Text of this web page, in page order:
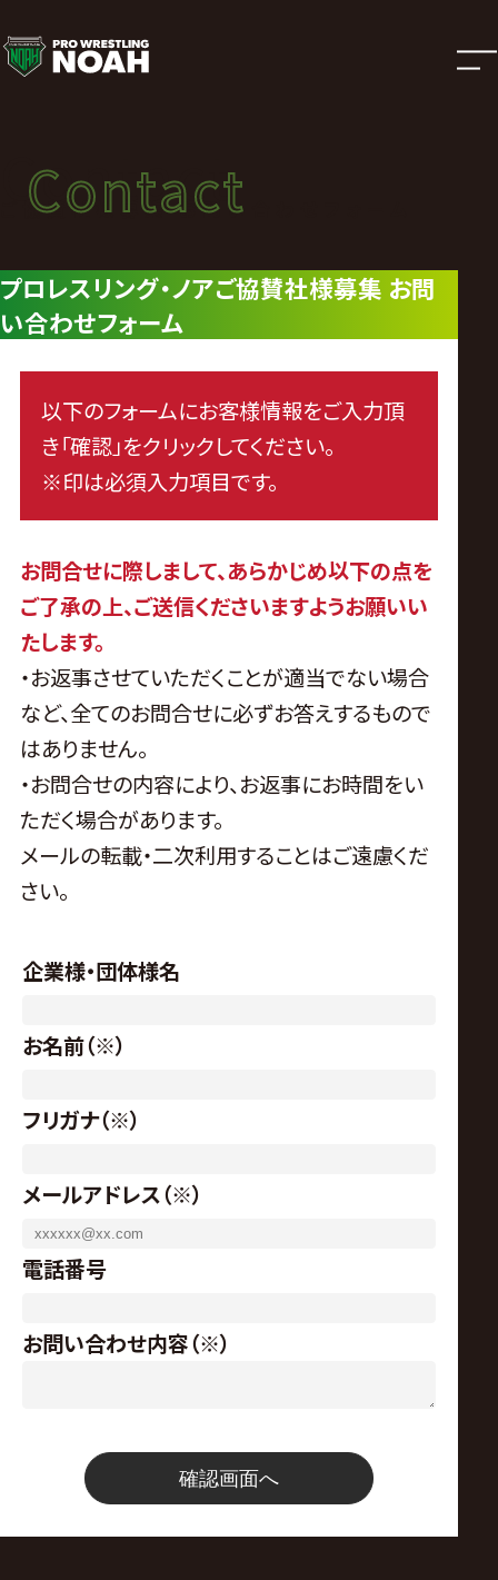
ご
協
賛
社
様
募
問
い
合
わ
せ
フ
ォ
ー
プ
ロ
レ
Contact
ご協賛社様募集 お問い合わせフォーム
Contact
プロレスリング・ノアご協賛社様募集 お問
い合わせフォーム
以下のフォームにお客様情報をご入力頂
き「確認」をクリックしてください。
※印は必須入力項目です。
お問合せに際しまして、あらかじめ以下の点を
ご了承の上、ご送信くださいますようお願いい
たします。
・お返事させていただくことが適当でない場合
など、全てのお問合せに必ずお答えするもので
はありません。
・お問合せの内容により、お返事にお時間をい
ただく場合があります。
メールの転載・二次利用することはご遠慮くだ
さい。
企業様・団体様名
お名前（※）
フリガナ（※）
メールアドレス（※）
電話番号
お問い合わせ内容（※）
確認画面へ